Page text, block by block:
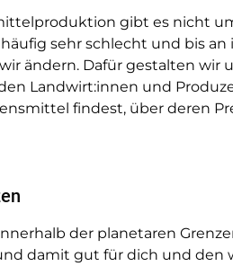
gibt es nicht
sehr schlecht und bis an
ändern. Dafür gestalten wir
Landwirt:innen und
findest, über deren
der planetaren
damit gut für dich und den